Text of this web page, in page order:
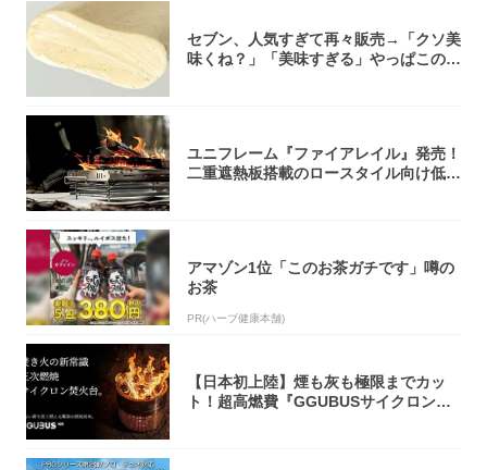
セブン、人気すぎて再々販売→「クソ美
味くね？」「美味すぎる」やっぱこのク
ユニフレーム『ファイアレイル』発売！
二重遮熱板搭載のロースタイル向け低型
アマゾン1位「このお茶ガチです」噂の
お茶
PR(ハーブ健康本舗)
【日本初上陸】煙も灰も極限までカッ
ト！超高燃費『GGUBUSサイクロン焚